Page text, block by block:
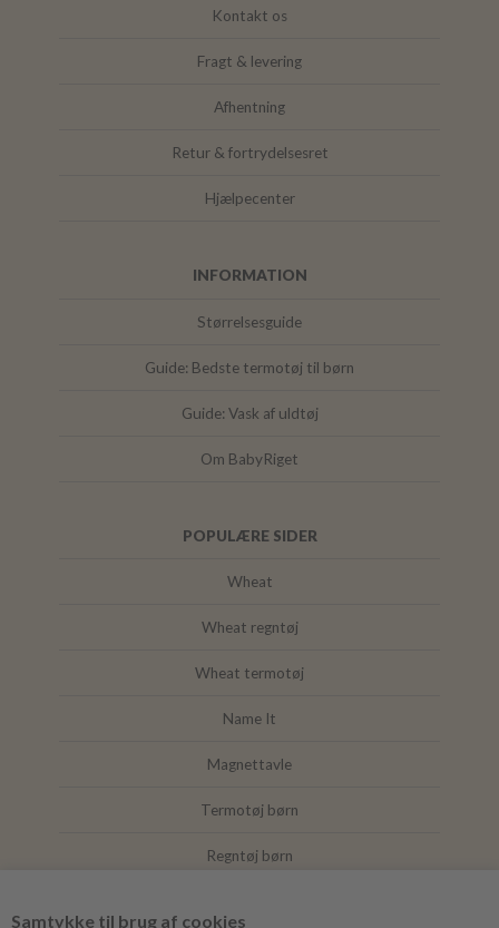
Samtykke til brug af cookies
Kontakt os
Fragt & levering
Afhentning
Retur & fortrydelsesret
Hjælpecenter
INFORMATION
Størrelsesguide
Guide: Bedste termotøj til børn
Guide: Vask af uldtøj
Om BabyRiget
POPULÆRE SIDER
Wheat
Wheat regntøj
Wheat termotøj
Name It
Magnettavle
Termotøj børn
Regntøj børn